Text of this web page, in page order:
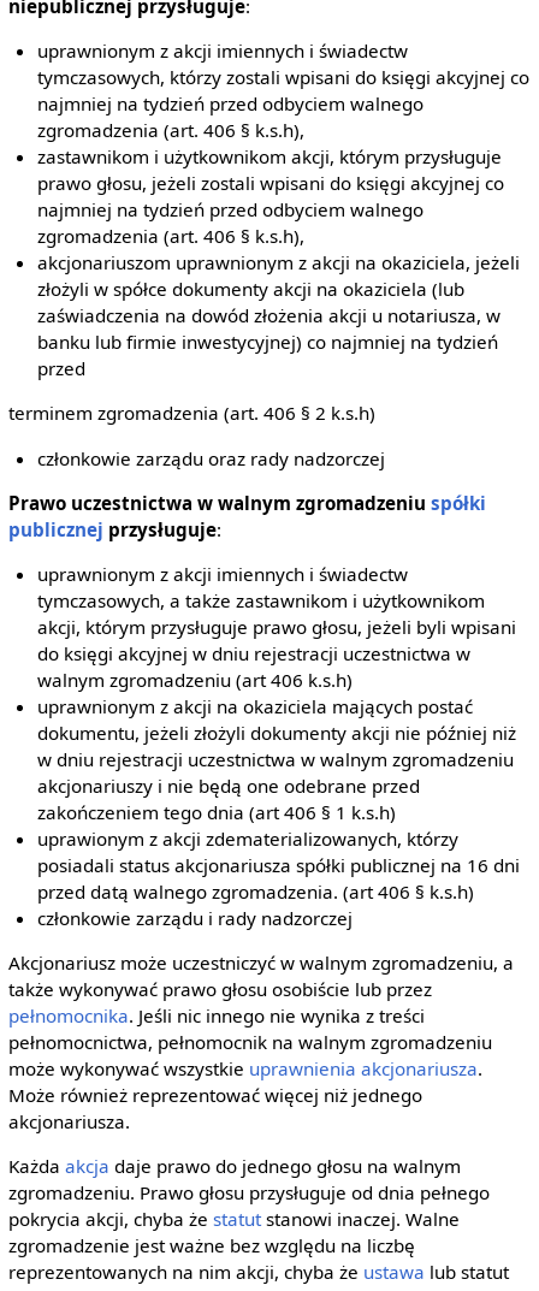
niepublicznej przysługuje:
uprawnionym z akcji imiennych i świadectw
tymczasowych, którzy zostali wpisani do księgi akcyjnej co
najmniej na tydzień przed odbyciem walnego
zgromadzenia (art. 406 § k.s.h),
zastawnikom i użytkownikom akcji, którym przysługuje
prawo głosu, jeżeli zostali wpisani do księgi akcyjnej co
najmniej na tydzień przed odbyciem walnego
zgromadzenia (art. 406 § k.s.h),
akcjonariuszom uprawnionym z akcji na okaziciela, jeżeli
złożyli w spółce dokumenty akcji na okaziciela (lub
zaświadczenia na dowód złożenia akcji u notariusza, w
banku lub firmie inwestycyjnej) co najmniej na tydzień
przed
terminem zgromadzenia (art. 406 § 2 k.s.h)
członkowie zarządu oraz rady nadzorczej
Prawo uczestnictwa w walnym zgromadzeniu spółki
publicznej przysługuje:
uprawnionym z akcji imiennych i świadectw
tymczasowych, a także zastawnikom i użytkownikom
akcji, którym przysługuje prawo głosu, jeżeli byli wpisani
do księgi akcyjnej w dniu rejestracji uczestnictwa w
walnym zgromadzeniu (art 406 k.s.h)
uprawnionym z akcji na okaziciela mających postać
dokumentu, jeżeli złożyli dokumenty akcji nie później niż
w dniu rejestracji uczestnictwa w walnym zgromadzeniu
akcjonariuszy i nie będą one odebrane przed
zakończeniem tego dnia (art 406 § 1 k.s.h)
uprawionym z akcji zdematerializowanych, którzy
posiadali status akcjonariusza spółki publicznej na 16 dni
przed datą walnego zgromadzenia. (art 406 § k.s.h)
członkowie zarządu i rady nadzorczej
Akcjonariusz może uczestniczyć w walnym zgromadzeniu, a
także wykonywać prawo głosu osobiście lub przez
pełnomocnika. Jeśli nic innego nie wynika z treści
pełnomocnictwa, pełnomocnik na walnym zgromadzeniu
może wykonywać wszystkie uprawnienia akcjonariusza.
Może również reprezentować więcej niż jednego
akcjonariusza.
Każda akcja daje prawo do jednego głosu na walnym
zgromadzeniu. Prawo głosu przysługuje od dnia pełnego
pokrycia akcji, chyba że statutstanowi inaczej. Walne
zgromadzenie jest ważne bez względu na liczbę
reprezentowanych na nim akcji, chyba że ustawa lub statut